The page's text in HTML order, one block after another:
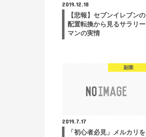
2019.12.18
【悲報】セブンイレブンの
配置転換から見るサラリー
マンの実情
副業
2019.7.17
「初心者必見」メルカリを